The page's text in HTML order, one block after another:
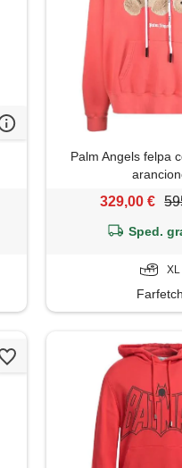
Palm Angels felpa
329,00 €
Sped.
XL
Farfetch